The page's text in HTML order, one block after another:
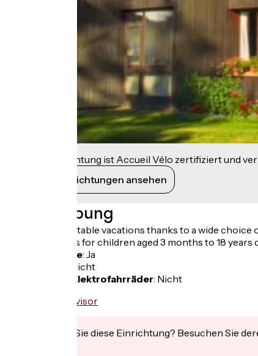
Diese Einrichtung ist Accueil Vélo zertifiziert und
Ihre Verpflichtungen ansehen
Beschreibung
Enjoy unforgettable vacations thanks to a wide
children's clubs for children aged 3 months to 18
Fahrradgarage: Ja
Nicht
Aufladen für Elektrofahrräder: Nicht
Interessiert Sie diese Einrichtung? Besuchen Sie